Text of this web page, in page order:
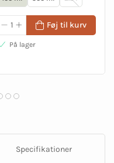
Føj til kurv
På lager
Specifikationer